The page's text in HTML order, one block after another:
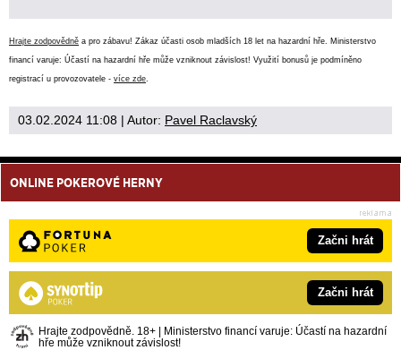
Hrajte zodpovědně a pro zábavu! Zákaz účasti osob mladších 18 let na hazardní hře. Ministerstvo
financí varuje: Účastí na hazardní hře může vzniknout závislost! Využití bonusů je podmíněno
registrací u provozovatele - více zde.
03.02.2024 11:08 | Autor: Pavel Raclavský
ONLINE POKEROVÉ HERNY
Začni hrát
Začni hrát
Hrajte zodpovědně. 18+ | Ministerstvo financí varuje: Účastí na hazardní
hře může vzniknout závislost!